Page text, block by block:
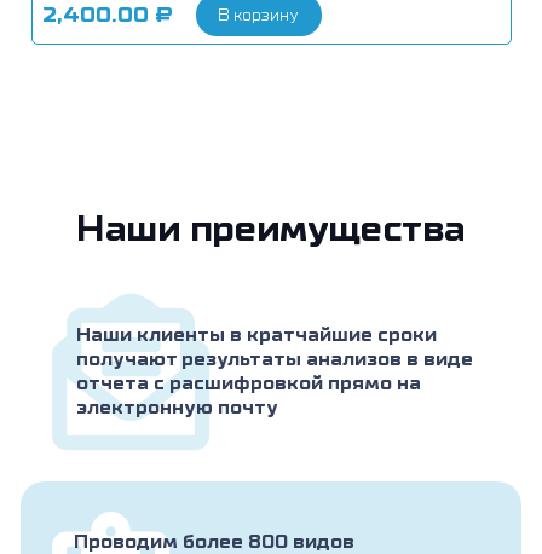
2,400.00 ₽ В корзину
Наши преимущества
Наши клиенты в кратчайшие сроки
получают результаты анализов в виде
отчета с расшифровкой прямо на
электронную почту
Проводим более 800 видов